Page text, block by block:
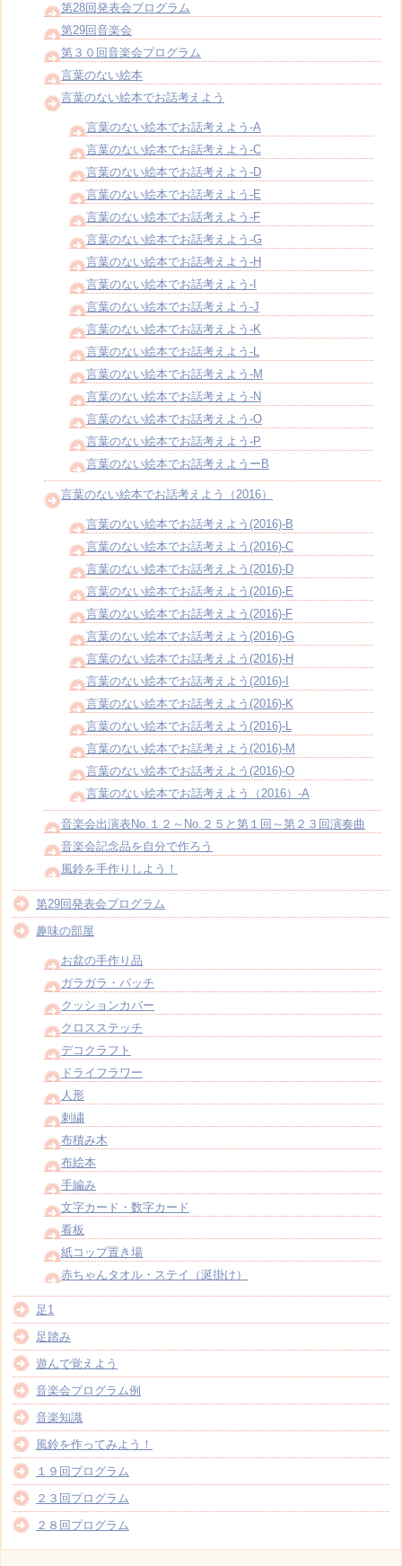
第28回発表会プログラム
第29回音楽会
第３０回音楽会プログラム
言葉のない絵本
言葉のない絵本でお話考えよう
言葉のない絵本でお話考えよう-A
言葉のない絵本でお話考えよう-C
言葉のない絵本でお話考えよう-D
言葉のない絵本でお話考えよう-E
言葉のない絵本でお話考えよう-F
言葉のない絵本でお話考えよう-G
言葉のない絵本でお話考えよう-H
言葉のない絵本でお話考えよう-I
言葉のない絵本でお話考えよう-J
言葉のない絵本でお話考えよう-K
言葉のない絵本でお話考えよう-L
言葉のない絵本でお話考えよう-M
言葉のない絵本でお話考えよう-N
言葉のない絵本でお話考えよう-O
言葉のない絵本でお話考えよう-P
言葉のない絵本でお話考えようーB
言葉のない絵本でお話考えよう（2016）
言葉のない絵本でお話考えよう(2016)-B
言葉のない絵本でお話考えよう(2016)-C
言葉のない絵本でお話考えよう(2016)-D
言葉のない絵本でお話考えよう(2016)-E
言葉のない絵本でお話考えよう(2016)-F
言葉のない絵本でお話考えよう(2016)-G
言葉のない絵本でお話考えよう(2016)-H
言葉のない絵本でお話考えよう(2016)-I
言葉のない絵本でお話考えよう(2016)-K
言葉のない絵本でお話考えよう(2016)-L
言葉のない絵本でお話考えよう(2016)-M
言葉のない絵本でお話考えよう(2016)-O
言葉のない絵本でお話考えよう（2016）-A
音楽会出演表No.１２～No.２５と第１回～第２３回演奏曲
音楽会記念品を自分で作ろう
風鈴を手作りしよう！
第29回発表会プログラム
趣味の部屋
お盆の手作り品
ガラガラ・バッチ
クッションカバー
クロスステッチ
デコクラフト
ドライフラワー
人形
刺繍
布積み木
布絵本
手編み
文字カード・数字カード
看板
紙コップ置き場
赤ちゃんタオル・ステイ（涎掛け）
足1
足踏み
遊んで覚えよう
音楽会プログラム例
音楽知識
風鈴を作ってみよう！
１９回プログラム
２３回プログラム
２８回プログラム